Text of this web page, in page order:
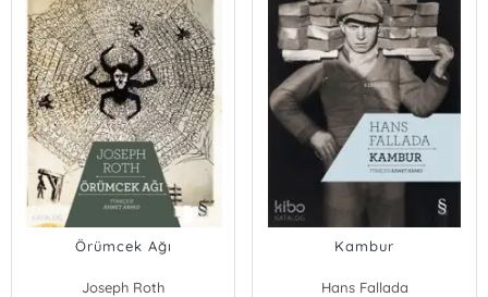
Örümcek Ağı
Joseph Roth
Kambur
Hans Fallada